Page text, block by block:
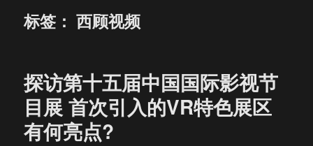
标签：西顾视频
探访第十五届中国国际影视节
目展 首次引入的VR特色展区
有何亮点?